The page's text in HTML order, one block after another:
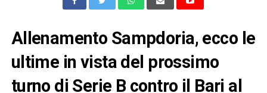
Allenamento Sampdoria, ecco le
ultime in vista del prossimo
turno di Serie B contro il Bari al